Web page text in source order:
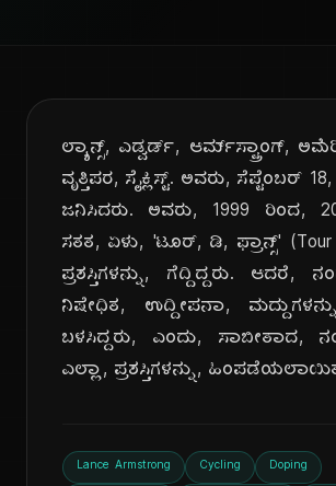
ಲ್ಯಾನ್ಸ್, ಎಡ್ವರ್ಡ್, ಆರ್ಮ್‌ಸ್ಟ್ರಾಂಗ್,
ವೃತ್ತಿಪರ, ಸೈಕ್ಲಿಸ್ಟ್. ಅವರು, ಸೆಪ್ಟೆಂಬರ್
ಜನಿಸಿದರು. ಅವರು, 1999 ರಿಂದ,
ಸತತ, ಏಳು, 'ಟೂರ್, ಡಿ, ಫ್ರಾನ್ಸ್' (Tour
ಪ್ರಶಸ್ತಿಗಳನ್ನು, ಗೆದ್ದಿದ್ದರು. ಆದರೆ,
ನಿಷೇಧಿತ, ಉದ್ದೀಪನಾ,
ಬಳಸಿದ್ದರು, ಎಂದು, ಸಾಬೀತಾದ,
ಎಲ್ಲಾ, ಪ್ರಶಸ್ತಿಗಳನ್ನು,
Lance Armstrong Cycling Doping